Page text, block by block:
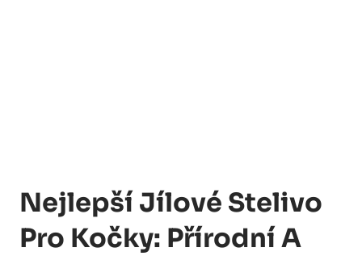
Nejlepší Jílové Stelivo
Pro Kočky: Přírodní A